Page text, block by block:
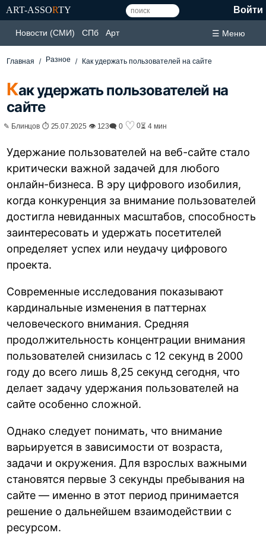
ART-ASSORTY Войти
Новости (СМИ) СПб Арт ☰ Меню
Главная Разное Как удержать пользователей на сайте
Как удержать пользователей на
сайте
✎ Блинцов ⏱ 25.07.2025 👁 123🗨 0 ♡ 0⏳ 4 мин
Удержание пользователей на веб-сайте стало
критически важной задачей для любого
онлайн-бизнеса. В эру цифрового изобилия,
когда конкуренция за внимание пользователей
достигла невиданных масштабов, способность
заинтересовать и удержать посетителей
определяет успех или неудачу цифрового
проекта.
Современные исследования показывают
кардинальные изменения в паттернах
человеческого внимания. Средняя
продолжительность концентрации внимания
пользователей снизилась с 12 секунд в 2000
году до всего лишь 8,25 секунд сегодня, что
делает задачу удержания пользователей на
сайте особенно сложной.
Однако следует понимать, что внимание
варьируется в зависимости от возраста,
задачи и окружения. Для взрослых важными
становятся первые 3 секунды пребывания на
сайте — именно в этот период принимается
решение о дальнейшем взаимодействии с
ресурсом.